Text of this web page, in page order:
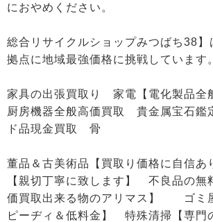
におやめください。
総合リサイクルショップみつばち38
拠点に地域最強価格に挑戦しています。
家具の出張買取り 家電【電化製品全
厨房機器全般高価買取 貴金属宝石
ド品現金買取 骨
董品＆古美術品【買取り価格に自信
【親切丁寧に致します】 不良品の無
価買取出来る物のアリマス】 ゴミ
ピーヂィ＆低料金】 特殊清掃【専門